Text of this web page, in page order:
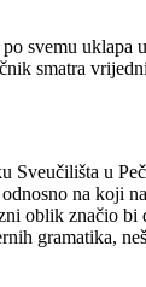
svemu uklapa
smatra
u
na koji
oblik značio bi
gramatika,